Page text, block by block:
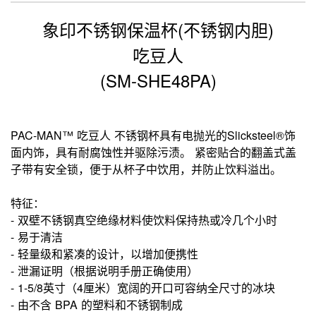
象印不锈钢保温杯(不锈钢内胆)
吃豆人
(SM-SHE48PA)
PAC-MAN™ 吃豆人 不锈钢杯具有电抛光的Slicksteel®饰
面内饰，具有耐腐蚀性并驱除污渍。 紧密贴合的翻盖式盖
子带有安全锁，便于从杯子中饮用，并防止饮料溢出。
特征：
- 双壁不锈钢真空绝缘材料使饮料保持热或冷几个小时
- 易于清洁
- 轻量级和紧凑的设计，以增加便携性
- 泄漏证明（根据说明手册正确使用）
- 1-5/8英寸（4厘米）宽阔的开口可容纳全尺寸的冰块
- 由不含 BPA 的塑料和不锈钢制成